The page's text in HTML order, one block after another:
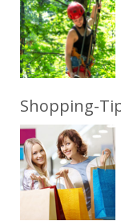
Shopping-